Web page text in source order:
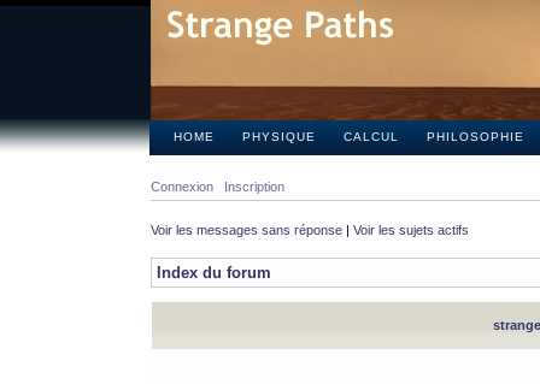
HOME PHYSIQUE CALCUL PHILOSOPHIE
Connexion Inscription
Voir les messages sans réponse | Voir les sujets actifs
Index du forum